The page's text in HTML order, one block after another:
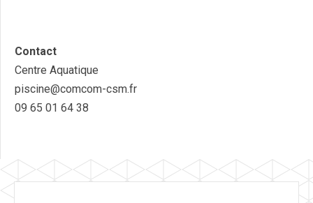
Contact
Centre Aquatique
piscine@comcom-csm.fr
09 65 01 64 38